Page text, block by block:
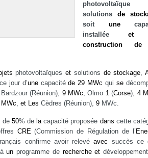
solutions de
soit une
installée et
construction
de
photovoltaïques et solutions de stockage,
jour d’unecapacitéde 29 MWc quise
(Réunion), 9 MWc, Olmo 1(Corse), 4
MWc, et Les Cèdres (Réunion), 9 MWc.
de 50% de lacapacité proposée dans cette
CRE(Commission de Régulation de l’
confirme avoir relevéavec succès ce
àun programme de recherche et